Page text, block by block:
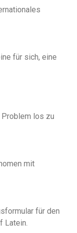
für sich, eine
los zu
mit
für den
Latein.